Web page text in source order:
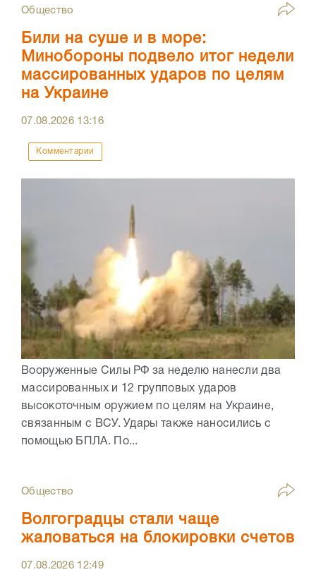
Общество
Били на суше и в море:
Минобороны подвело итог недели
массированных ударов по целям
на Украине
07.08.2026 13:16
Комментарии
Вооруженные Силы РФ за неделю нанесли два
массированных и 12 групповых ударов
высокоточным оружием по целям на Украине,
связанным с ВСУ. Удары также наносились с
помощью БПЛА. По...
Общество
Волгоградцы стали чаще
жаловаться на блокировки счетов
07.08.2026 12:49